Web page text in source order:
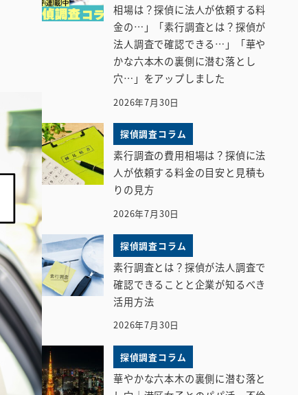
相場は？探偵に法人が依頼する料
金の…」「素行調査とは？探偵が
法人調査で確認できる…」「華や
かな六本木の裏側に潜む落とし
穴…」をアップしました
2026年7月30日
探偵調査コラム
素行調査の費用相場は？探偵に法
人が依頼する料金の目安と見積も
りの見方
2026年7月30日
探偵調査コラム
素行調査とは？探偵が法人調査で
確認できることと企業が知るべき
活用方法
2026年7月30日
探偵調査コラム
華やかな六本木の裏側に潜む落と